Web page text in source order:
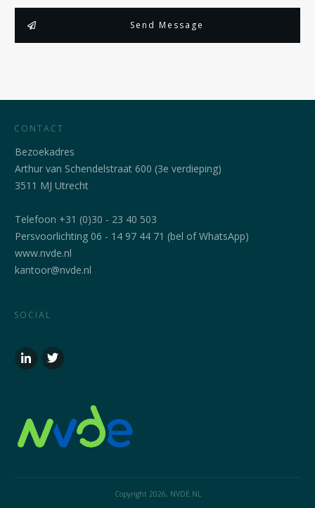
Send Message
CONTACT
Bezoekadres
Arthur van Schendelstraat 600 (3e verdieping)
3511 MJ Utrecht
Telefoon +31 (0)30 - 23 40 503
Persvoorlichting 06 - 14 97 44 71 (bel of WhatsApp)
www.nvde.nl
kantoor@nvde.nl
SOCIAL
Copyright 2026, NVDE.NL